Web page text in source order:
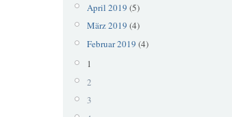
April 2019 (5)
März 2019 (4)
Februar 2019 (4)
1
2
3